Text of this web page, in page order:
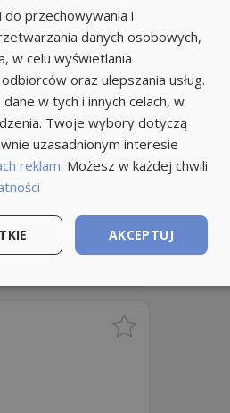
przechowywania i
danych osobowych,
w celu wyświetlania
oraz ulepszania usług.
w tych i innych celach, w
Twoje wybory dotyczą
uzasadnionym interesie
reklam. Możesz w każdej chwili
AKCEPTUJ